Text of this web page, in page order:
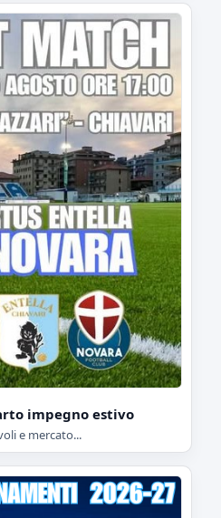
impegno estivo
e mercato...